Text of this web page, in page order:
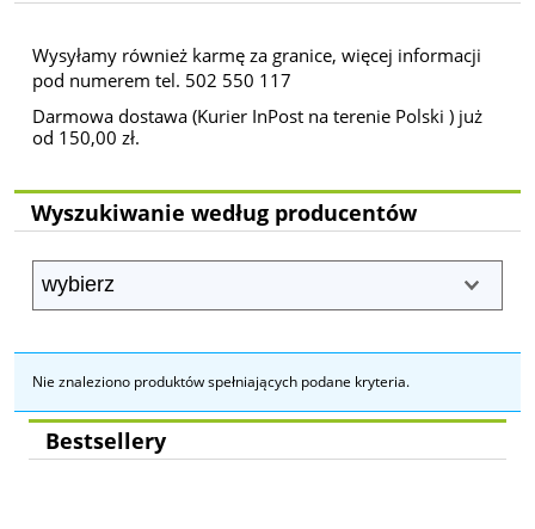
Wysyłamy również karmę za granice, więcej informacji
pod numerem tel. 502 550 117
Darmowa dostawa (Kurier InPost na terenie Polski ) już
od 150,00 zł.
Wyszukiwanie według producentów
Nie znaleziono produktów spełniających podane kryteria.
Bestsellery